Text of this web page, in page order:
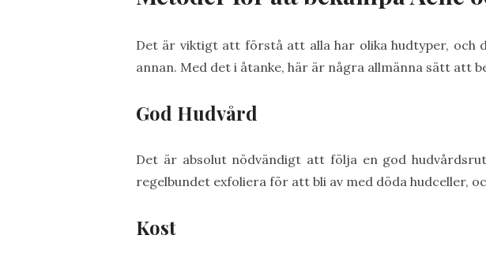
Det är viktigt att förstå att alla har olika hudtyper, och
annan. Med det i åtanke, här är några allmänna sätt att
God Hudvård
Det är absolut nödvändigt att följa en god
regelbundet exfoliera för att bli av med döda hudceller,
Kost